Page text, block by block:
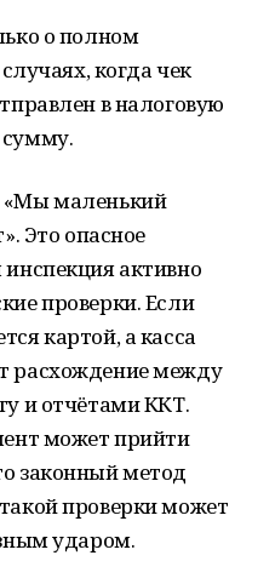
о полном
когда чек
в налоговую
маленький
Это опасное
активно
проверки. Если
картой, а касса
расхождение между
и отчётами ККТ.
может прийти
законный метод
проверки может
ударом.